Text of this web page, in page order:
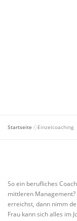
Startseite »Einzelcoaching
So ein berufliches
mittleren
erreichst, dann nimm
Frau kann sich alles im